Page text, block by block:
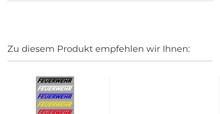
Zu diesem Produkt empfehlen wir Ihnen: